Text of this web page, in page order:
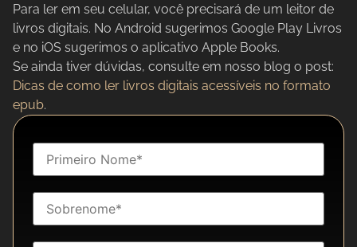
Para ler em seu celular, você precisará de um leitor de
livros digitais. No Android sugerimos Google Play Livros
e no iOS sugerimos o aplicativo Apple Books.
Se ainda tiver dúvidas, consulte em nosso blog o post:
Dicas de como ler livros digitais acessíveis no formato
epub.